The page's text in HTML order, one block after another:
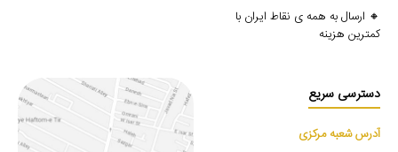
🔸 ارسال به همه ی نقاط ایران با
کمترین هزینه
دسترسی سریع
آدرس شعبه مرکزی